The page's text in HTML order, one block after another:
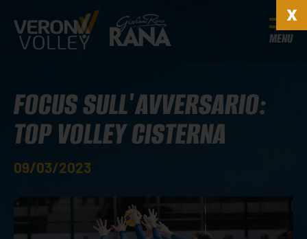
MENU
FOCUS SULL'AVVERSARIO:
TOP VOLLEY CISTERNA
09/03/2023